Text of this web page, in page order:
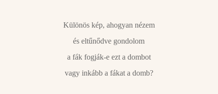
Különös kép, ahogyan nézem
és eltűnődve gondolom
a fák fogják-e ezt a dombot
vagy inkább a fákat a domb?